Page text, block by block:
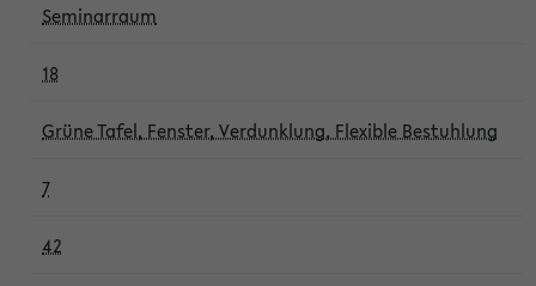
Seminarraum
18
Grüne Tafel, Fenster, Verdunklung, Flexible Bestuhlung
7
42